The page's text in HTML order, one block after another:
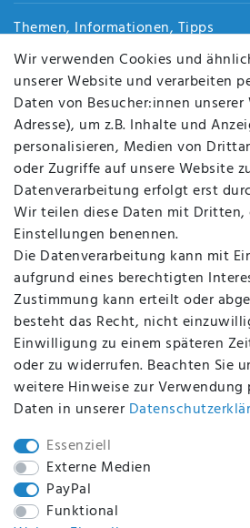
Themen, Informationen, Tipps
Jobs
Über uns
Kontakt
Datenschutz
AGB
FAQ
Batterieentsorgung
Altölverordnung
Impressum
BEQUEM UND SICHER
BEI UNS SIND SIE SICHER!
WIR VERSENDEN MIT
Wir verwenden Cookies und
unserer Website und verarbeiten
Daten von Besucher:innen unserer
Adresse), um z.B. Inhalte und
personalisieren, Medien von
oder Zugriffe auf unsere Website
Datenverarbeitung erfolgt erst
Wir teilen diese Daten mit
Einstellungen benennen.
Die Datenverarbeitung kann mit
aufgrund eines berechtigten
Zustimmung kann erteilt oder
besteht das Recht, nicht
Einwilligung zu einem späteren
oder zu widerrufen. Beachten Sie
weitere Hinweise zur Verwendung
Daten in unserer
Essenziell
Externe Medien
PayPal
Funktional